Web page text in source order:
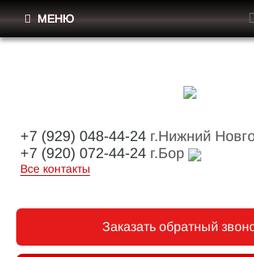
+7 (929) 048-44-24 г.Нижний
+7 (920) 072-44-24 г.Бор
Все контакты
Заказать обратный
МЕНЮ